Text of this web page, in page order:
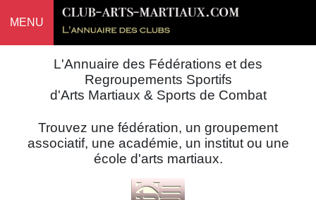
MENU
L'Annuaire des Fédérations et des
Regroupements Sportifs
d'Arts Martiaux & Sports de Combat
Trouvez une fédération, un groupement
associatif, une académie, un institut ou une
école d'arts martiaux.